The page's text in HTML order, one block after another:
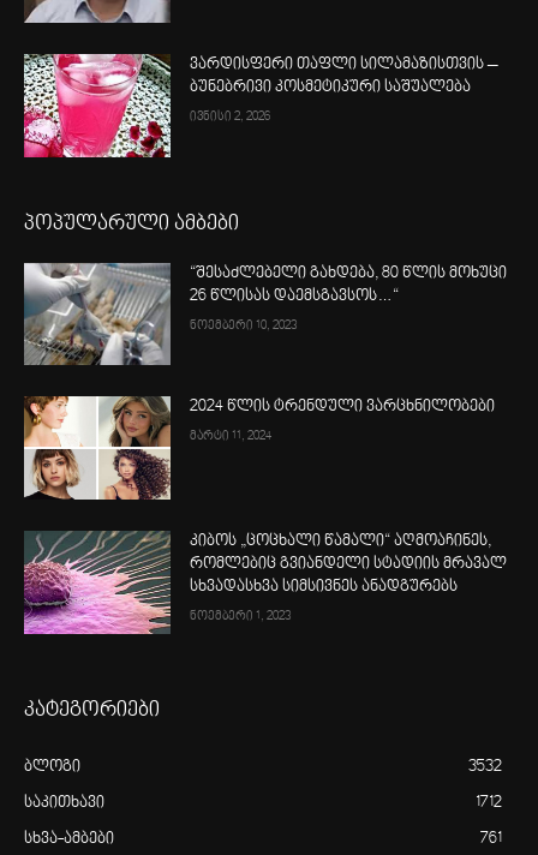
ვარდისფერი თაფლი სილამაზისთვის –
ბუნებრივი კოსმეტიკური საშუალება
ივნისი 2, 2026
პოპულარული ამბები
“შესაძლებელი გახდება, 80 წლის მოხუცი
26 წლისას დაემსგავსოს…“
ნოემბერი 10, 2023
2024 წლის ტრენდული ვარცხნილობები
მარტი 11, 2024
კიბოს „ცოცხალი წამალი“ აღმოაჩინეს,
რომლებიც გვიანდელი სტადიის მრავალ
სხვადასხვა სიმსივნეს ანადგურებს
ნოემბერი 1, 2023
კატეგორიები
ბლოგი 3532
საკითხავი 1712
სხვა-ამბები 761